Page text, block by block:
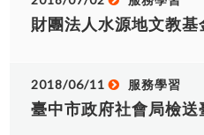
方式：採現上併同書面方式申
海外和平工作團網站(http://
費、保險費及部分生活費。
部分補助，每人最高補助18
年、原住民青年、新住民(子
2018/06/11 服務學習